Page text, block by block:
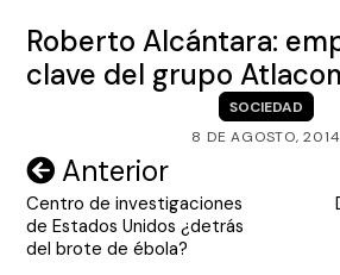
ENGLISH
VIDEOS
Roberto Alcántara:
clave del grupo
SOCIEDAD
8 DE AGOSTO, 2014
Navegación
de
entradas
Anterior
Centro de investigaciones
de Estados Unidos ¿detrás
del brote de ébola?